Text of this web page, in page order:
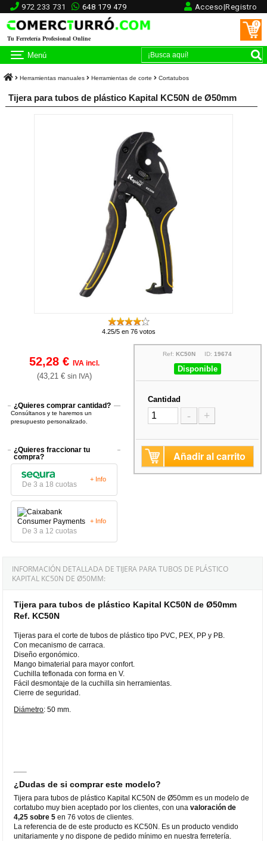
972 233 731 648 179 479 Acceso|Registro
Tu Ferretería Profesional Online
0
Menú
Herramientas manuales Herramientas de corte Cortatubos
Tijera para tubos de plástico Kapital KC50N de Ø50mm
4.25/5 en 76 votos
52,28 € IVA incl.
(43,21 € sin IVA)
¿Quieres comprar cantidad?
Consúltanos y te haremos un
presupuesto personalizado.
¿Quieres fraccionar tu
compra?
De 3 a 18 cuotas
+ Info
De 3 a 12 cuotas
+ Info
Ref:KC50N ID:19674
Disponible
Cantidad
- +
Añadir al carrito
INFORMACIÓN DETALLADA DE TIJERA PARA TUBOS DE PLÁSTICO
KAPITAL KC50N DE Ø50MM:
Tijera para tubos de plástico Kapital KC50N de Ø50mm
Ref. KC50N
Tijeras para el corte de tubos de plástico tipo PVC, PEX, PP y PB.
Con mecanismo de carraca.
Diseño ergonómico.
Mango bimaterial para mayor confort.
Cuchilla teflonada con forma en V.
Fácil desmontaje de la cuchilla sin herramientas.
Cierre de seguridad.
Diámetro: 50 mm.
¿Dudas de si comprar este modelo?
Tijera para tubos de plástico Kapital KC50N de Ø50mm es un modelo de
cortatubo muy bien aceptado por los clientes, con unavaloración de
4,25 sobre 5 en 76 votos de clientes.
La referencia de de este producto es KC50N. Es un producto vendido
unitariamente y no dispone de pedido mínimo en nuestra ferretería.